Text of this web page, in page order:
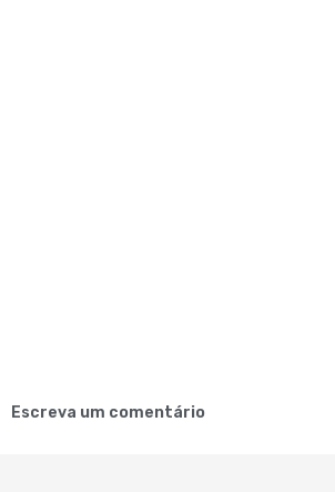
Escreva um comentário